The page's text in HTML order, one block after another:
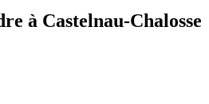
à Castelnau-Chalosse